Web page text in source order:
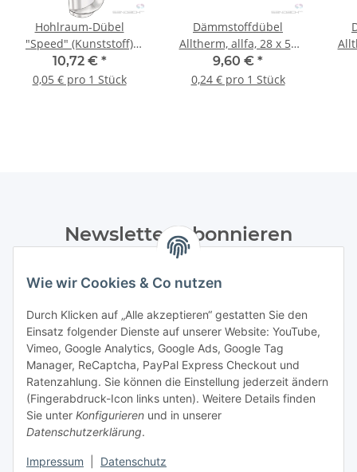
Wie wir Cookies & Co nutzen
Durch Klicken auf „Alle akzeptieren“ gestatten Sie den
Einsatz folgender Dienste auf unserer Website: YouTube,
Vimeo, Google Analytics, Google Ads, Google Tag
Manager, ReCaptcha, PayPal Express Checkout und
Ratenzahlung. Sie können die Einstellung jederzeit ändern
(Fingerabdruck-Icon links unten). Weitere Details finden
Sie unter Konfigurieren und in unserer
Datenschutzerklärung.
Impressum Datenschutz
Hohlraum-Dübel
"Speed" (Kunststoff)
allfa, 13 x 24 mm - 200
Stk.
10,72 € *
0,05 € pro 1 Stück
Dämmstoffdübel
Alltherm, allfa, 28 x 50
mm - 40 Stk.
9,60 € *
0,24 € pro 1 Stück
Newsletter Abonnieren
Datenschutzerklärungregelmäßig und jederzeit widerruflich
Abonnieren
Informationen
Gesetzliche Informationen